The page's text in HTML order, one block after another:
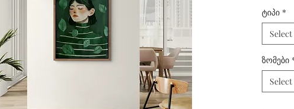
ტიპი *
Select
ზომები
Select